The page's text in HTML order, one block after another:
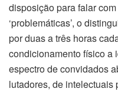
disposição para falar
‘problemáticas’, o
por duas a três horas
condicionamento físico a
espectro de convidados
lutadores, de intelectuais